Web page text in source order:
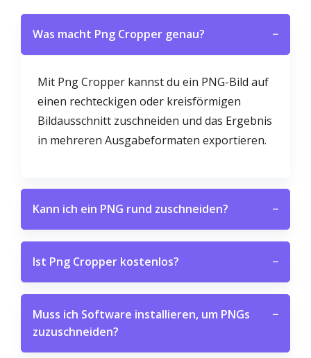
Was macht Png Cropper genau? −
Mit Png Cropper kannst du ein PNG-Bild auf
einen rechteckigen oder kreisförmigen
Bildausschnitt zuschneiden und das Ergebnis
in mehreren Ausgabeformaten exportieren.
Kann ich ein PNG rund zuschneiden? −
Ist Png Cropper kostenlos? −
Muss ich Software installieren, um PNGs
zuzuschneiden?
−